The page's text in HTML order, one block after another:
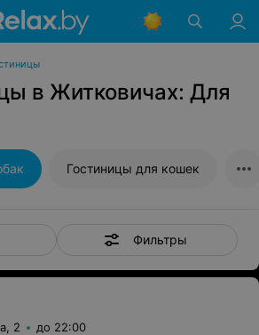
в Житковичах: Для
Гостиницы для кошек
Фильтры
2 до 22:00